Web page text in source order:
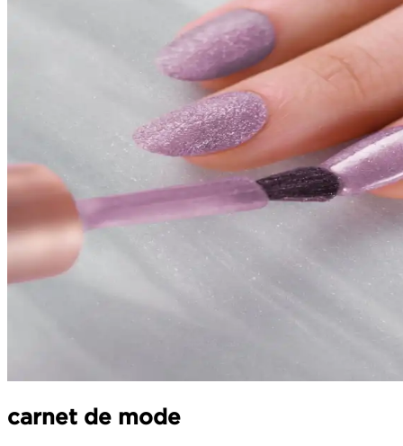
carnet de mode